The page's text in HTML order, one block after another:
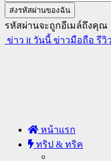
รหัสผ่านจะถูกอีเมล์ถึงคุณ
ข่าว it วันนี้ ข่าวมือถือ รี
หน้าแรก
ทริป & ทริค